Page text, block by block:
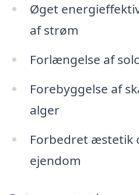
Øget
af strøm
Forlængelse af
Forebyggelse af
alger
Forbedret æstetik
ejendom